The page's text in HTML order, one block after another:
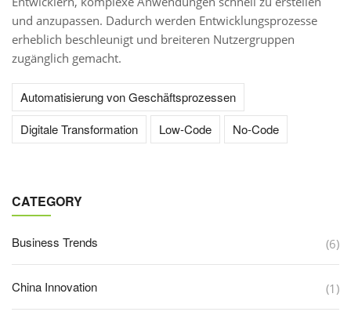
und anzupassen. Dadurch werden Entwicklungsprozesse
erheblich beschleunigt und breiteren Nutzergruppen
zugänglich gemacht.
Automatisierung von Geschäftsprozessen
Digitale Transformation
Low-Code No-Code
CATEGORY
Business Trends (6)
China Innovation (1)